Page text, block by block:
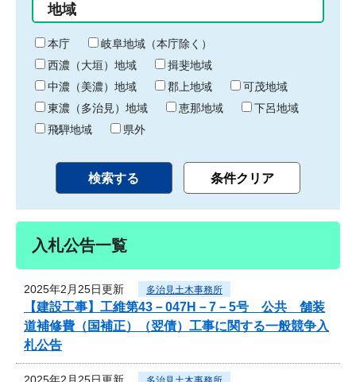
り
終
わ
り
地域
本庁
岐阜地域（本庁除く）
西濃（大垣）地域
揖斐地域
中濃（美濃）地域
郡上地域
可茂地域
東濃（多治見）地域
恵那地域
下呂地域
飛騨地域
県外
入札公告一覧
2025年2月25日更新 多治見土木事務所
【建設工事】工維第43－047H－7－5号 公共 舗装
道補修費（国補正）（翌債）工事に関する一般競争入
札公告